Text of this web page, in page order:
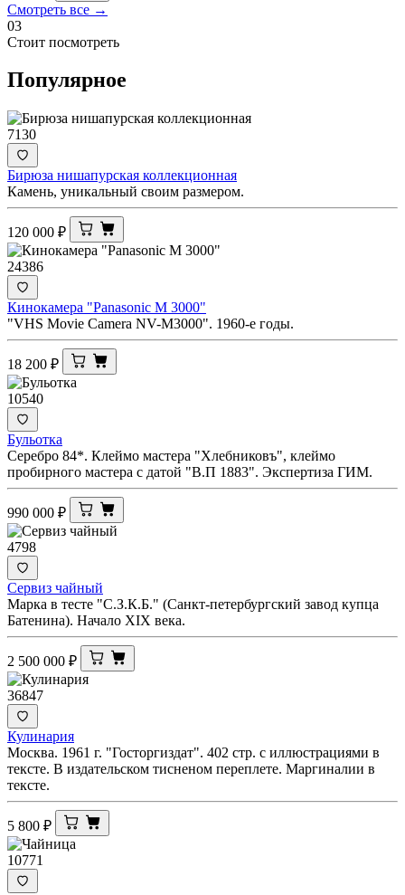
Смотреть все →
03
Стоит посмотреть
Популярное
7130
Бирюза нишапурская коллекционная
Камень, уникальный своим размером.
120 000 ₽
24386
Кинокамера "Panasonic M 3000"
"VHS Movie Camera NV-M3000". 1960-е годы.
18 200 ₽
10540
Бульотка
Серебро 84*. Клеймо мастера "Хлебниковъ", клеймо
пробирного мастера с датой "В.П 1883". Экспертиза ГИМ.
990 000 ₽
4798
Сервиз чайный
Марка в тесте "С.З.К.Б." (Санкт-петербургский завод купца
Батенина). Начало XIX века.
2 500 000 ₽
36847
Кулинария
Москва. 1961 г. "Госторгиздат". 402 стр. с иллюстрациями в
тексте. В издательском тисненом переплете. Маргиналии в
тексте.
5 800 ₽
10771